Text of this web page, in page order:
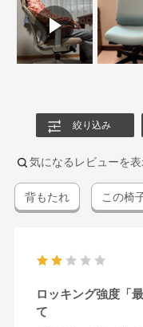
絞り込み
気になるレビューを
背もたれ この椅
ロッキング強度「
て